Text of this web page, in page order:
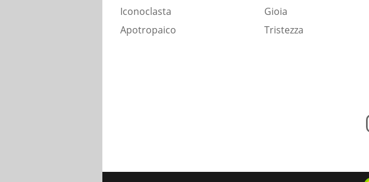
Iconoclasta
Apotropaico
Gioia
Tristezza